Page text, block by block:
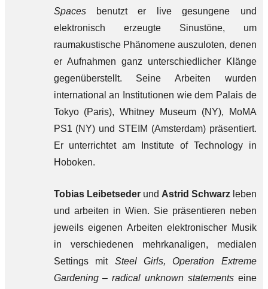
Spacesbenutzt er live gesungene und
elektronisch erzeugte Sinustöne, um
raumakustische Phänomene auszuloten, denen
er Aufnahmen ganz unterschiedlicher Klänge
gegenüberstellt. Seine Arbeiten wurden
international an Institutionen wie dem Palais de
Tokyo (Paris), Whitney Museum (NY), MoMA
PS1 (NY) und STEIM (Amsterdam) präsentiert.
Er unterrichtet am Institute of Technology in
Hoboken.
Tobias Leibetsederund Astrid Schwarzleben
und arbeiten in Wien. Sie präsentieren neben
jeweils eigenen Arbeiten elektronischer Musik
in verschiedenen mehrkanaligen, medialen
Settings mit Steel Girls, Operation Extreme
Gardening – radical unknown statementseine